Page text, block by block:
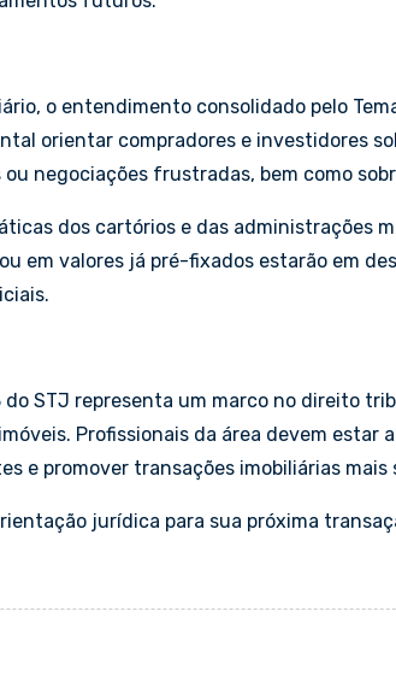
o entendimento consolidado pelo
orientar compradores e investidores
negociações frustradas, bem como
dos cartórios e das administrações
em valores já pré-fixados estarão em
STJ representa um marco no direito
Profissionais da área devem estar
e promover transações imobiliárias mais
jurídica para sua próxima